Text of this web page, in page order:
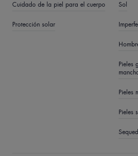
Cuidado de la piel para el cuerpo
Protección solar
Sol
Pieles
Pieles
Pieles